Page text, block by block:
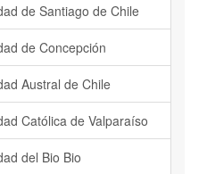
de Santiago de Chile
de Concepción
Austral de Chile
Católica de Valparaíso
del Bio Bio